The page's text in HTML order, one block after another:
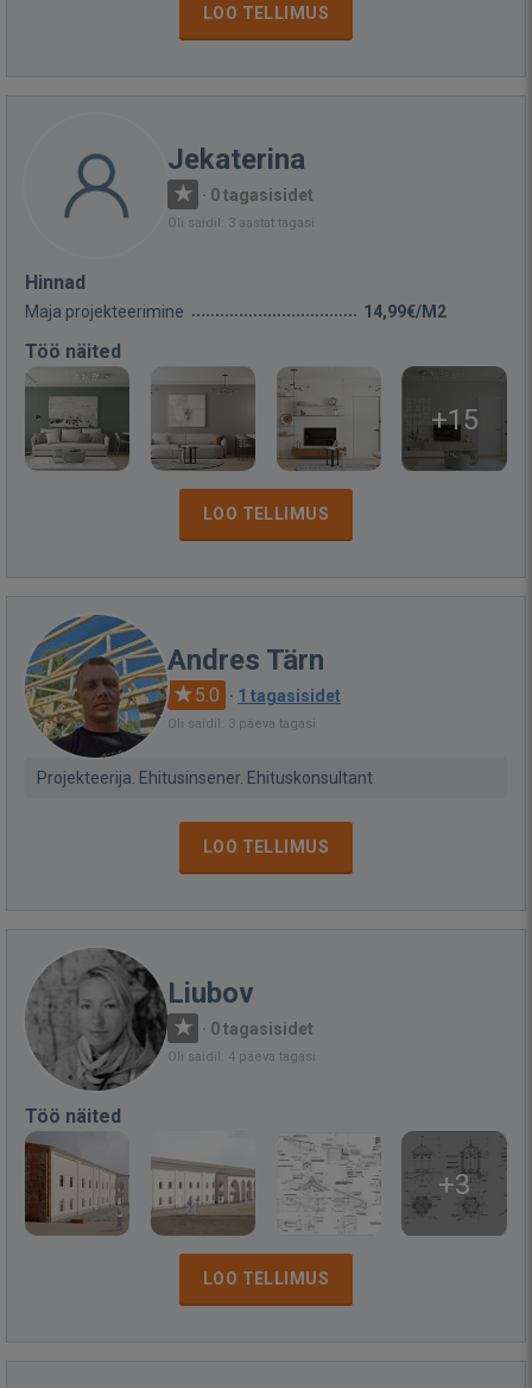
LOO TELLIMUS
Jekaterina
· 0 tagasisidet
Oli saidil: 3 aastat tagasi
Hinnad
Maja projekteerimine 14,99€/M2
Töö näited
+15
LOO TELLIMUS
Andres Tärn
5.0 · 1 tagasisidet
Oli saidil: 3 päeva tagasi
Projekteerija. Ehitusinsener. Ehituskonsultant
LOO TELLIMUS
Liubov
· 0 tagasisidet
Oli saidil: 4 päeva tagasi
Töö näited
+3
LOO TELLIMUS